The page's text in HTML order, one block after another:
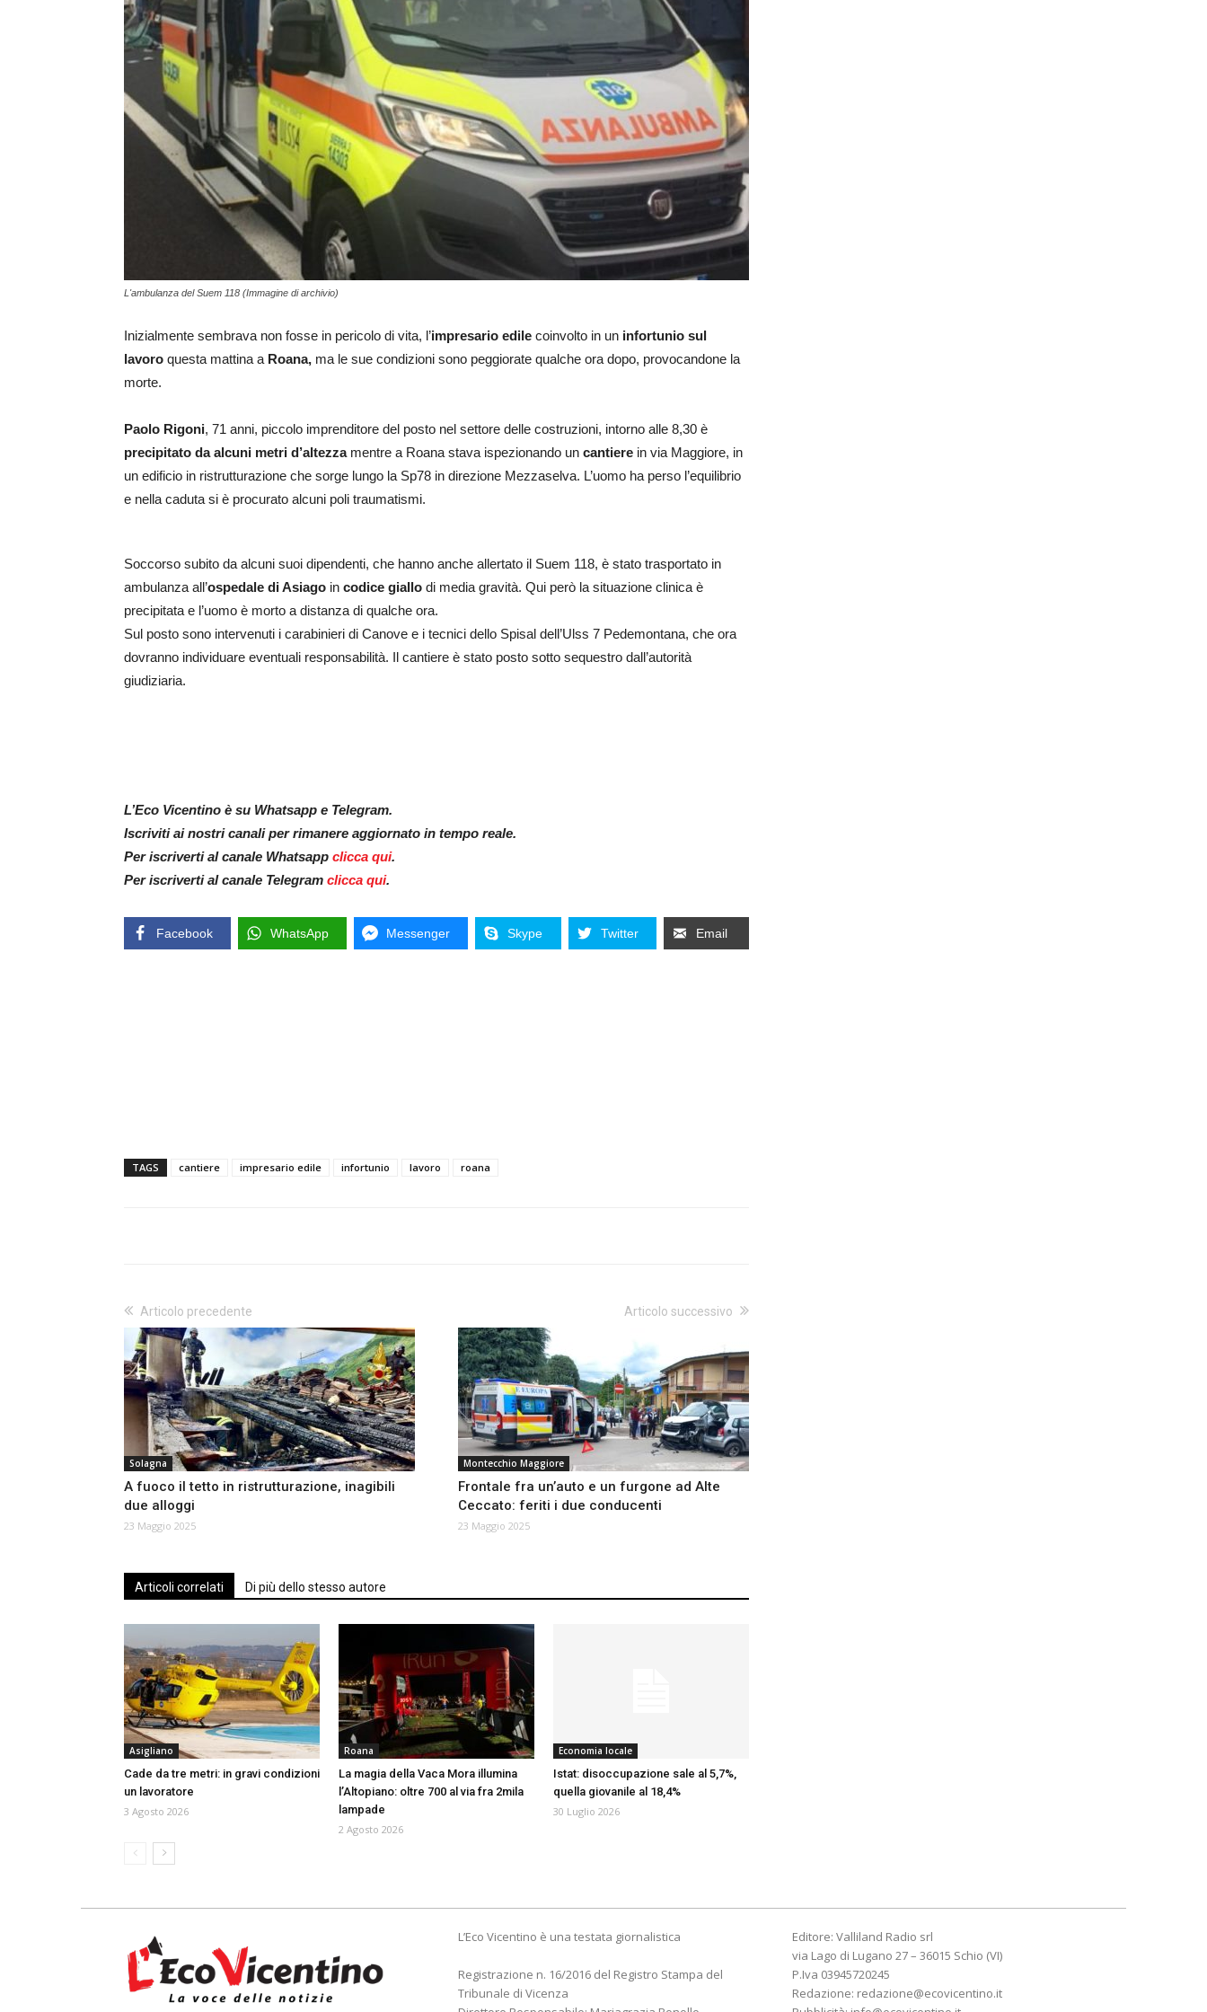
L'ambulanza del Suem 118 (Immagine di archivio)
Inizialmente sembrava non fosse in pericolo di vita, l’impresario edile coinvolto in un infortunio sul
lavoro questa mattina a Roana, ma le sue condizioni sono peggiorate qualche ora dopo, provocandone la
morte.
Paolo Rigoni, 71 anni, piccolo imprenditore del posto nel settore delle costruzioni, intorno alle 8,30 è
precipitato da alcuni metri d’altezzamentre a Roana stava ispezionando un cantiere in via Maggiore, in
un edificio in ristrutturazione che sorge lungo la Sp78 in direzione Mezzaselva. L’uomo ha perso l’equilibrio
e nella caduta si è procurato alcuni poli traumatismi.
Soccorso subito da alcuni suoi dipendenti, che hanno anche allertato il Suem 118, è stato trasportato in
ambulanza all’ospedale di Asiago in codice giallo di media gravità. Qui però la situazione clinica è
precipitata e l’uomo è morto a distanza di qualche ora.
Sul posto sono intervenuti i carabinieri di Canove e i tecnici dello Spisal dell’Ulss 7 Pedemontana, che ora
dovranno individuare eventuali responsabilità. Il cantiere è stato posto sotto sequestro dall’autorità
giudiziaria.
L’Eco Vicentino è su Whatsapp e Telegram.
Iscriviti ai nostri canali per rimanere aggiornato in tempo reale.
Per iscriverti al canale Whatsapp clicca qui.
Per iscriverti al canale Telegram clicca qui.
Facebook WhatsApp Messenger Skype Twitter Email
TAGS cantiere impresario edile infortunio lavoro roana
Articolo precedente
Solagna
A fuoco il tetto in ristrutturazione, inagibili
due alloggi
23 Maggio 2025
Articolo successivo
Montecchio Maggiore
Frontale fra un’auto e un furgone ad Alte
Ceccato: feriti i due conducenti
23 Maggio 2025
Articoli correlati Di più dello stesso autore
Asigliano
Cade da tre metri: in gravi condizioni
un lavoratore
3 Agosto 2026
Roana
La magia della Vaca Mora illumina
l’Altopiano: oltre 700 al via fra 2mila
lampade
2 Agosto 2026
Economia locale
Istat: disoccupazione sale al 5,7%,
quella giovanile al 18,4%
30 Luglio 2026
L’Eco Vicentino è una testata giornalistica
Registrazione n. 16/2016 del Registro Stampa del
Tribunale di Vicenza
Editore: Valliland Radio srl
via Lago di Lugano 27 – 36015 Schio (VI)
P.Iva 03945720245
Redazione: redazione@ecovicentino.it